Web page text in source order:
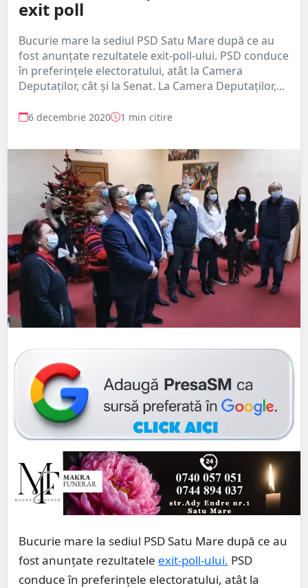
exit poll
Bucurie mare la sediul PSD Satu Mare după ce au
fost anunțate rezultatele exit-poll-ului. PSD conduce
în preferințele electoratului, atât la Camera
Deputaților, cât și la Senat. La Camera Deputaților,...
6 decembrie 2020 1 min citire
Bucurie mare la sediul PSD Satu Mare după ce au
fost anunțate rezultatele exit-poll-ului. PSD
conduce în preferințele electoratului, atât la